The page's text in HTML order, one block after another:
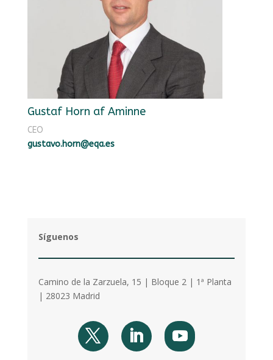
Gustaf Horn af Aminne
CEO
gustavo.horn@eqa.es
Síguenos
Camino de la Zarzuela, 15 | Bloque 2 | 1ª Planta
| 28023 Madrid